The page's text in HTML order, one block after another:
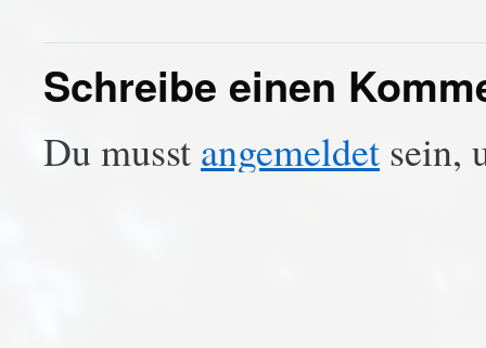
Schreibe einen
Du musst angemeldet sein,